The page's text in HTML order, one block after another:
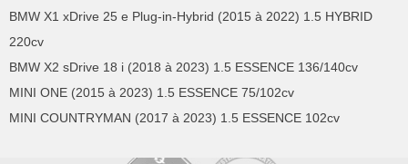
BMW X1 xDrive 25 e Plug-in-Hybrid (2015 à 2022) 1.5 HYBRID
220cv
BMW X2 sDrive 18 i (2018 à 2023) 1.5 ESSENCE 136/140cv
MINI ONE (2015 à 2023) 1.5 ESSENCE 75/102cv
MINI COUNTRYMAN (2017 à 2023) 1.5 ESSENCE 102cv